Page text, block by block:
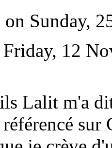
Sunday,
12
Lalit m'a
sur